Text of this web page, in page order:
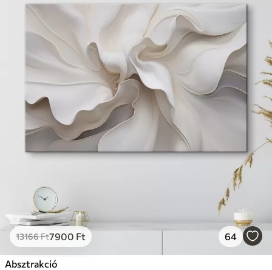
13166Ft7900 Ft 64
Absztrakció